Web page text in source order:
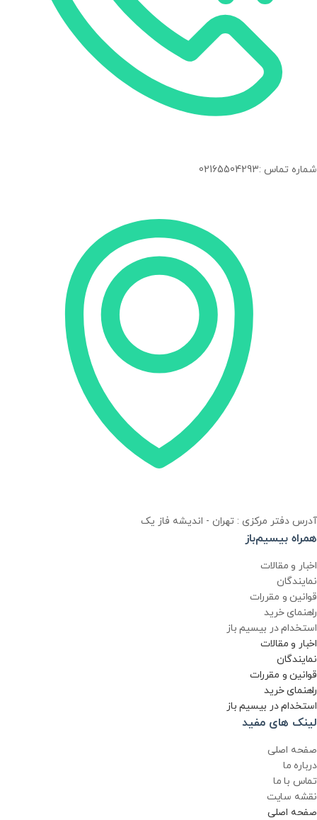
شماره تماس :02165504293
آدرس دفتر مرکزی : تهران - اندیشه فاز یک
همراه بیسیم‌باز
اخبار و مقالات
نمایندگان
قوانین و مقررات
راهنمای خرید
استخدام در بیسیم باز
اخبار و مقالات
نمایندگان
قوانین و مقررات
راهنمای خرید
استخدام در بیسیم باز
لینک های مفید
صفحه اصلی
درباره ما
تماس با ما
نقشه سایت
صفحه اصلی